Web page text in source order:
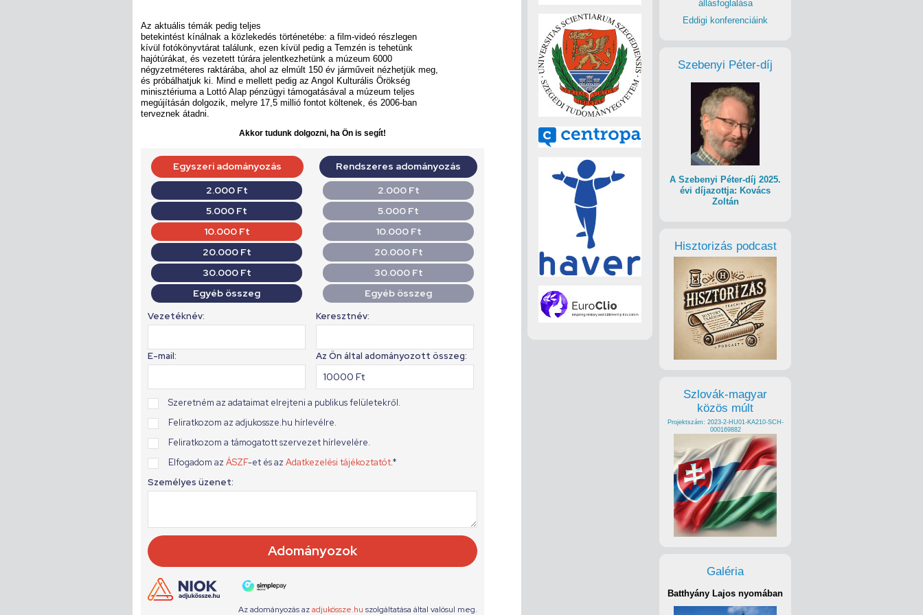
Az aktuális témák pedig teljes
betekintést kínálnak a közlekedés történetébe: a film-videó részlegen
kívül fotókönyvtárat találunk, ezen kívül pedig a Temzén is tehetünk
hajótúrákat, és vezetett túrára jelentkezhetünk a múzeum 6000
négyzetméteres raktárába, ahol az elmúlt 150 év járműveit nézhetjük meg,
és próbálhatjuk ki. Mind e mellett pedig az Angol Kulturális Örökség
minisztériuma a Lottó Alap pénzügyi támogatásával a múzeum teljes
megújításán dolgozik, melyre 17,5 millió fontot költenek, és 2006-ban
terveznek átadni.
Akkor tudunk dolgozni, ha Ön is segít!
állásfoglalása
Eddigi konferenciáink
Szebenyi Péter-díj
A Szebenyi Péter-díj 2025.
évi díjazottja: Kovács
Zoltán
Hisztorizás podcast
Szlovák-magyar
közös múlt
Projektszám: 2023-2-HU01-KA210-SCH-
000169882
Galéria
Batthyány Lajos nyomában